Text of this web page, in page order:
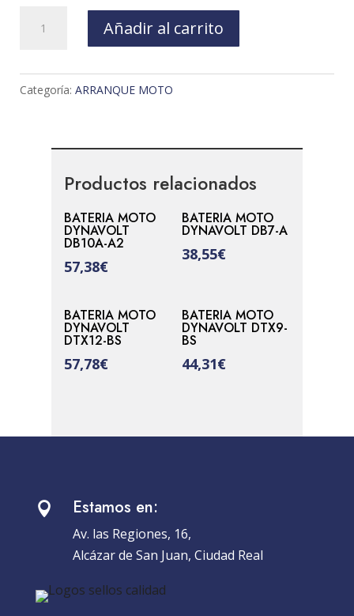
MOTO
DTX20L-
Añadir al carrito
Categoría: ARRANQUE MOTO
Productos relacionados
BATERIA MOTO
DYNAVOLT
DB10A-A2
57,38€
BATERIA MOTO
DYNAVOLT DB7-A
38,55€
BATERIA MOTO
DYNAVOLT
DTX12-BS
57,78€
BATERIA MOTO
DYNAVOLT DTX9-
BS
44,31€
 Estamos en:
Av. las Regiones, 16,
Alcázar de San Juan, Ciudad Real